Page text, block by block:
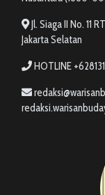
Jl. Siaga II No. 11
Jakarta Selatan
HOTLINE